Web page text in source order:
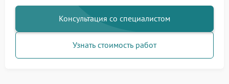
Консультация со специалистом
Узнать стоимость работ